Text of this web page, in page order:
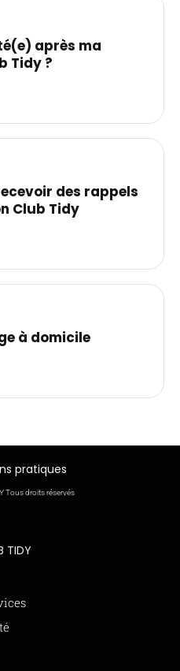
après ma
Tidy ?
des rappels
Club Tidy
à domicile
pratiques
Tous droits réservés
TIDY